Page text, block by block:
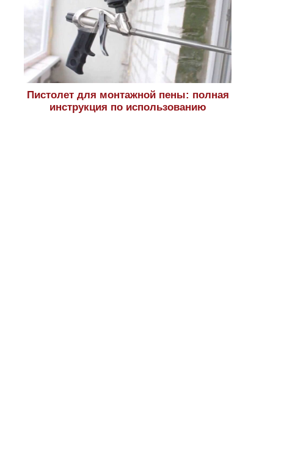
Пистолет для монтажной пены: полная
инструкция по использованию